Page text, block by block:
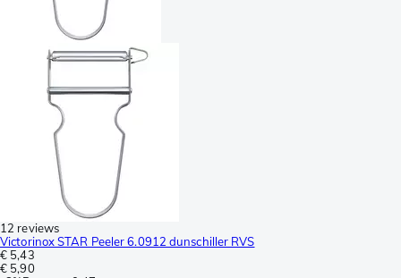
12 reviews
Victorinox STAR Peeler 6.0912 dunschiller RVS
€ 5,43
€ 5,90